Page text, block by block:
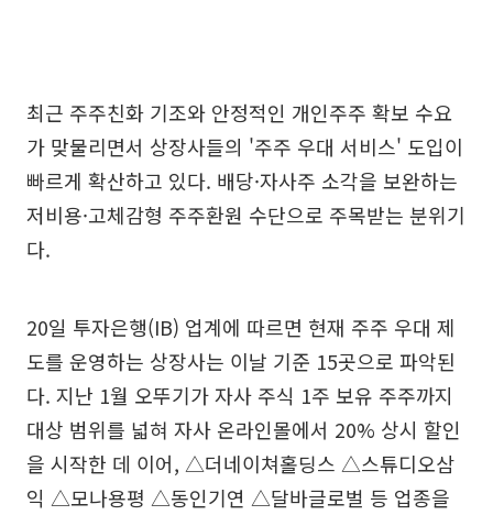
최근 주주친화 기조와 안정적인 개인주주 확보 수요
가 맞물리면서 상장사들의 '주주 우대 서비스' 도입이
빠르게 확산하고 있다. 배당·자사주 소각을 보완하는
저비용·고체감형 주주환원 수단으로 주목받는 분위기
다.
20일 투자은행(IB) 업계에 따르면 현재 주주 우대 제
도를 운영하는 상장사는 이날 기준 15곳으로 파악된
다. 지난 1월 오뚜기가 자사 주식 1주 보유 주주까지
대상 범위를 넓혀 자사 온라인몰에서 20% 상시 할인
을 시작한 데 이어, △더네이쳐홀딩스 △스튜디오삼
익 △모나용평 △동인기연 △달바글로벌 등 업종을